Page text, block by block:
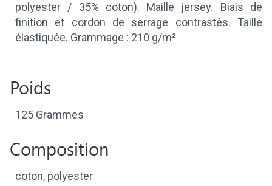
polyester / 35% coton). Maille jersey. Biais de
finition et cordon de serrage contrastés. Taille
élastiquée. Grammage : 210 g/m²
Poids
125 Grammes
Composition
coton, polyester